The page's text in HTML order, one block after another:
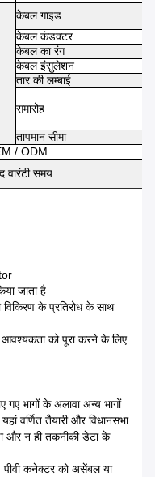
केबल गाइड
केबल कंडक्टर
केबल का रंग
केबल इंसुलेशन
तार की लम्बाई
समारोह
तापमान सीमा
/ ODM
वारंटी समय
जाता है
विकिरण के प्रतिरोध के साथ
को पूरा करने के लिए
गए भागों के अलावा अन्य भागों
वर्णित तैयारी और विधानसभा
और न ही तकनीकी डेटा के
कनेक्टर को असेंबल या